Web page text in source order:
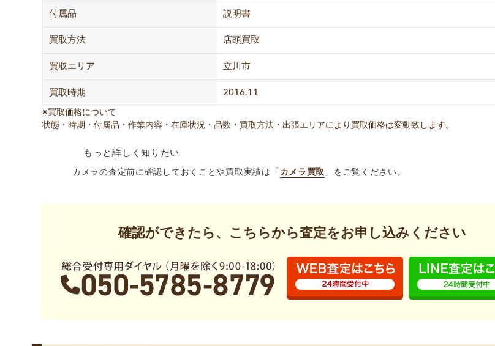
付属品 説明書
買取方法 店頭買取
買取エリア 立川市
買取時期 2016.11
※買取価格について
状態・時期・付属品・作業内容・在庫状況・品数・買取方法・出張エリアにより買取価格は変動致します。
もっと詳しく知りたい
カメラの査定前に確認しておくことや買取実績は「 カメラ買取 」をご覧ください。
確認ができたら、こちらから査定をお申し込みください